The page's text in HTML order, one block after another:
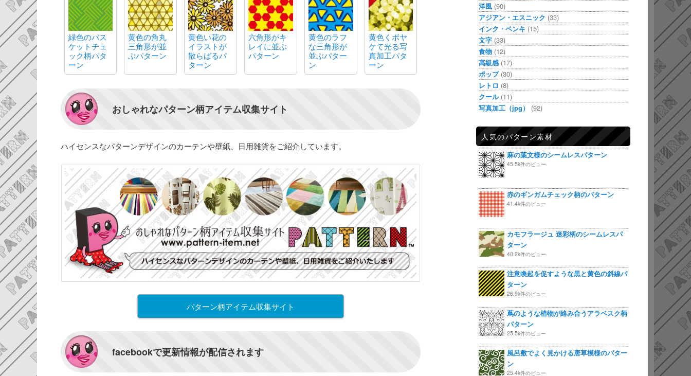
緑色のバス
ケットチェ
ック柄パタ
ーン
黄色の角丸
三角形が並
ぶパターン
黄色い花の
イラストが
散らばるパ
ターン
六角形がキ
レイに並ぶ
パターン
黄色のラフ
な三角形が
並ぶパター
ン
黄色くボヤ
ケて光る写
真加工パタ
ーン
おしゃれなパターン柄アイテム収集サイト
ハイセンスなパターンデザインのカーテンや壁紙、日用雑貨をご紹介しています。
パターン柄アイテム収集サイト
facebookで更新情報が配信されます
洋風 (90)
アジアン・エスニック (33)
インク・ペンキ (15)
文字 (33)
食物 (12)
高級感 (17)
ポップ(30)
レトロ (8)
クール(11)
写真加工（jpg）
(92)
人気のパターン素材
麻の葉文様のシームレスパターン
45.5k件のビュー
赤のギンガムチェック柄のパターン
41.4k件のビュー
カモフラージュ 迷彩柄のシームレスパ
ターン
40.2k件のビュー
注意喚起を促すような黒と黄色の斜線パ
ターン
26.9k件のビュー
蔦のような植物が絡み合うアラベスク柄
パターン
25.5k件のビュー
風呂敷でよく見かける唐草模様のパター
ン
25.4k件のビュー